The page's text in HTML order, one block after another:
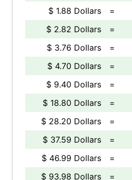
$ 1.88 Dollars
=
$ 2.82 Dollars
=
$ 3.76 Dollars
=
$ 4.70 Dollars
=
$ 9.40 Dollars
=
$ 18.80 Dollars
=
$ 28.20 Dollars
=
$ 37.59 Dollars
=
$ 46.99 Dollars
=
$ 93.98 Dollars
=